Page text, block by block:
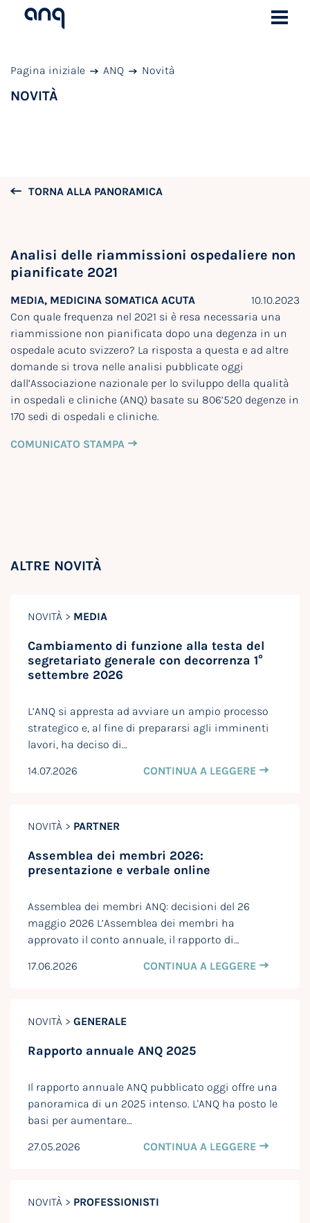
Pagina iniziale ANQ Novità
NOVITÀ
TORNA ALLA PANORAMICA
Analisi delle riammissioni ospedaliere non
pianificate 2021
MEDIA, MEDICINA SOMATICA ACUTA
10.10.2023
Con quale frequenza nel 2021 si è resa necessaria una
riammissione non pianificata dopo una degenza in un
ospedale acuto svizzero? La risposta a questa e ad altre
domande si trova nelle analisi pubblicate oggi
dall’Associazione nazionale per lo sviluppo della qualità
in ospedali e cliniche (ANQ) basate su 806’520 degenze in
170 sedi di ospedali e cliniche.
COMUNICATO STAMPA
ALTRE NOVITÀ
NOVITÀ > MEDIA
Cambiamento di funzione alla testa del
segretariato generale con decorrenza 1°
settembre 2026
L’ANQ si appresta ad avviare un ampio processo
strategico e, al fine di prepararsi agli imminenti
lavori, ha deciso di…
14.07.2026
CONTINUA A LEGGERE
NOVITÀ > PARTNER
Assemblea dei membri 2026:
presentazione e verbale online
Assemblea dei membri ANQ: decisioni del 26
maggio 2026 L’Assemblea dei membri ha
approvato il conto annuale, il rapporto di…
17.06.2026
CONTINUA A LEGGERE
NOVITÀ > GENERALE
Rapporto annuale ANQ 2025
Il rapporto annuale ANQ pubblicato oggi offre una
panoramica di un 2025 intenso. L'ANQ ha posto le
basi per aumentare…
27.05.2026
CONTINUA A LEGGERE
NOVITÀ > PROFESSIONISTI